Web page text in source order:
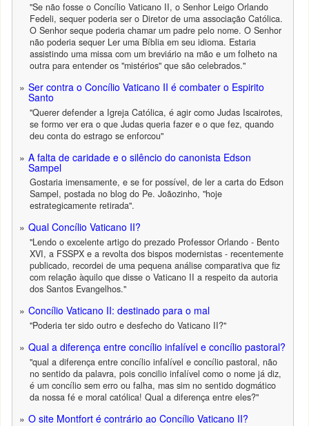
"Se não fosse o Concílio Vaticano II, o Senhor Leigo Orlando
Fedeli, sequer poderia ser o Diretor de uma associação Católica.
O Senhor seque poderia chamar um padre pelo nome. O Senhor
não poderia sequer Ler uma Bíblia em seu idioma. Estaria
assistindo uma missa com um breviário na mão e um folheto na
outra para entender os "mistérios" que são celebrados."
Ser contra o Concílio Vaticano II é combater o Espirito
Santo
"Querer defender a Igreja Católica, é agir como Judas Iscairotes,
se formo ver era o que Judas queria fazer e o que fez, quando
deu conta do estrago se enforcou"
A falta de caridade e o silêncio do canonista Edson
Sampel
Gostaria imensamente, e se for possível, de ler a carta do Edson
Sampel, postada no blog do Pe. Joãozinho, "hoje
estrategicamente retirada".
Qual Concílio Vaticano II?
"Lendo o excelente artigo do prezado Professor Orlando - Bento
XVI, a FSSPX e a revolta dos bispos modernistas - recentemente
publicado, recordei de uma pequena análise comparativa que fiz
com relação àquilo que disse o Vaticano II a respeito da autoria
dos Santos Evangelhos."
Concílio Vaticano II: destinado para o mal
"Poderia ter sido outro e desfecho do Vaticano II?"
Qual a diferença entre concílio infalível e concílio pastoral?
"qual a diferença entre concílio infalível e concílio pastoral, não
no sentido da palavra, pois concilio infalível como o nome já diz,
é um concílio sem erro ou falha, mas sim no sentido dogmático
da nossa fé e moral católica! Qual a diferença entre eles?"
O site Montfort é contrário ao Concílio Vaticano II?